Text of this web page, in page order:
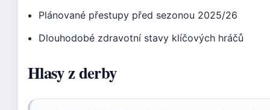
Plánované přestupy před sezonou 2025/26
Dlouhodobé zdravotní stavy klíčových hráčů
Hlasy z derby